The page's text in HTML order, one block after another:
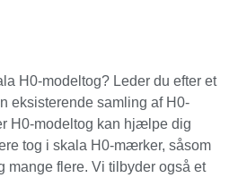
H0-modeltog? Leder du efter et
eksisterende samling af H0-
H0-modeltog kan hjælpe dig
tog i skala H0-mærker, såsom
mange flere. Vi tilbyder også et